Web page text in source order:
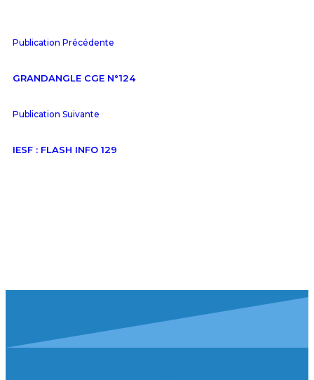
Publication Précédente
GRANDANGLE CGE N°124
Publication Suivante
IESF : FLASH INFO 129